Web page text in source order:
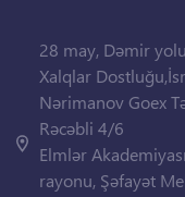
28 may, Dəmir
Xalqlar
Nərimanov Goex
Rəcəbli 4/6
Elmlər
rayonu, Şəfayət